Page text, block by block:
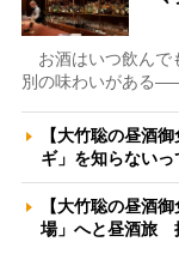
お酒はいつ飲んで
別の味わいがある
【大竹聡の昼酒
ギ」を知らない
【大竹聡の昼酒
場」へと昼酒旅